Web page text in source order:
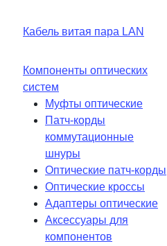
Кабель витая пара LAN
Компоненты оптических
систем
Муфты оптические
Патч-корды
коммутационные
шнуры
Оптические патч-корды
Оптические кроссы
Адаптеры оптические
Аксессуары для
компонентов